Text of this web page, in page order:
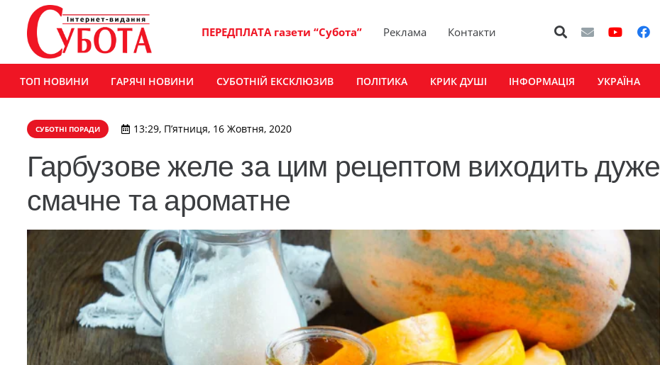
ПЕРЕДПЛАТА газети “Субота” Реклама Контакти
ТОП НОВИНИ ГАРЯЧІ НОВИНИ СУБОТНІЙ ЕКСКЛЮЗИВ ПОЛІТИКА КРИК ДУШІ ІНФОРМАЦІЯ УКРАЇНА
СУБОТНІ ПОРАДИ 13:29, П’ятниця, 16 Жовтня, 2020
Гарбузове желе за цим рецептом виходить дуже
смачне та ароматне